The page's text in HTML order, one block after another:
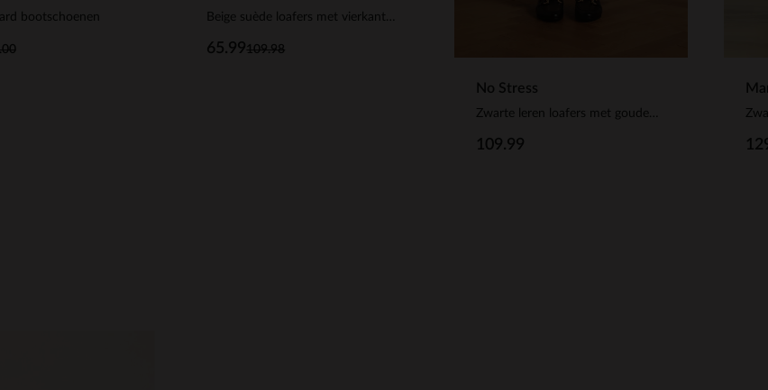
bootschoenen Beige suède loafers met vierkanten chain
109.98
65.99
No Stress
Zwarte leren loafers met gouden chain
109.99